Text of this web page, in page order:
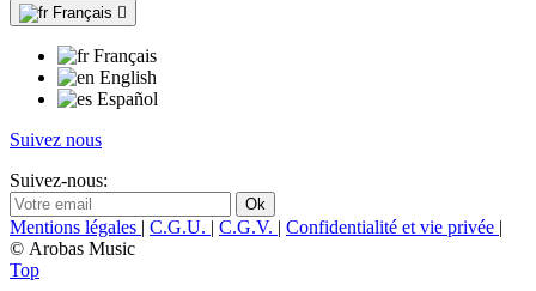
Français 
Français
English
Español
Suivez nous
Suivez-nous:
Mentions légales | C.G.U. | C.G.V. | Confidentialité et vie privée |
© Arobas Music
Top